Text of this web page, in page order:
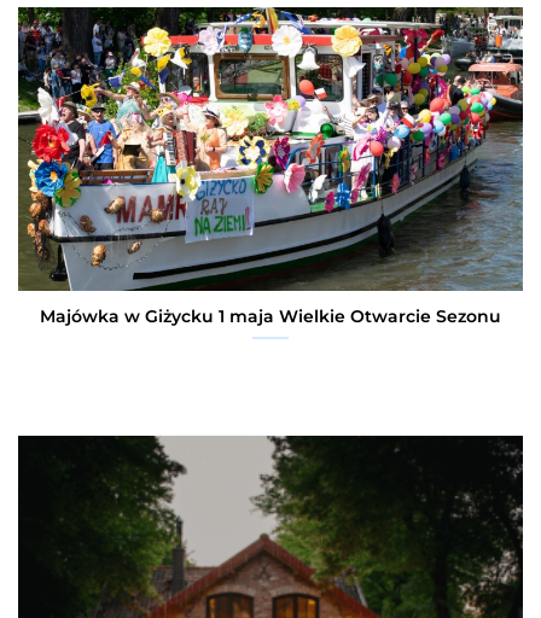
Majówka w Giżycku 1 maja Wielkie Otwarcie Sezonu